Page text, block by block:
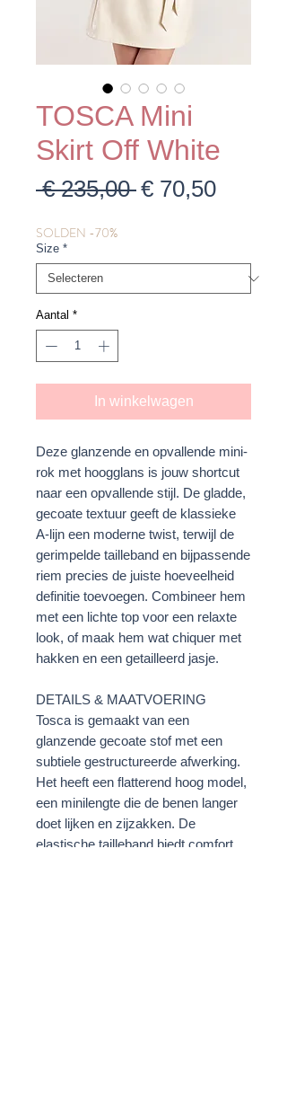
TOSCA Mini
Skirt Off White
€ 235,00 Normale
€ 70,50
SOLDEN -70%
Size *
Aantal *
In winkelwagen
Deze glanzende en opvallende mini-
rok met hoogglans is jouw shortcut
naar een opvallende stijl. De gladde,
gecoate textuur geeft de klassieke
A-lijn een moderne twist, terwijl de
gerimpelde tailleband en bijpassende
riem precies de juiste hoeveelheid
definitie toevoegen. Combineer hem
met een lichte top voor een relaxte
look, of maak hem wat chiquer met
hakken en een getailleerd jasje.
DETAILS & MAATVOERING
Tosca is gemaakt van een
glanzende gecoate stof met een
subtiele gestructureerde afwerking.
Het heeft een flatterend hoog model,
een minilengte die de benen langer
doet lijken en zijzakken. De
elastische tailleband biedt comfort,